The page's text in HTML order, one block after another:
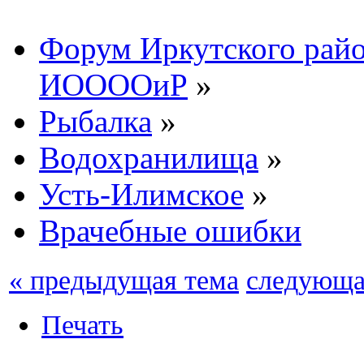
Форум Иркутского
ИООООиР »
Рыбалка »
Водохранилища »
Усть-Илимское »
Врачебные ошибки
« предыдущая тема
Печать